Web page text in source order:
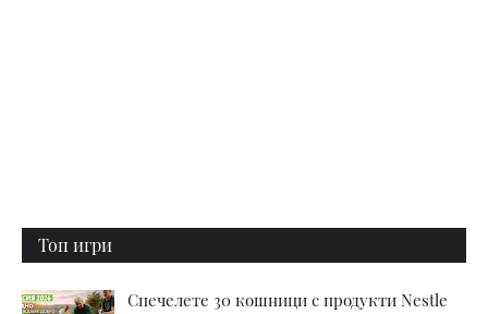
Топ игри
Спечелете 30 кошници с продукти Nestle